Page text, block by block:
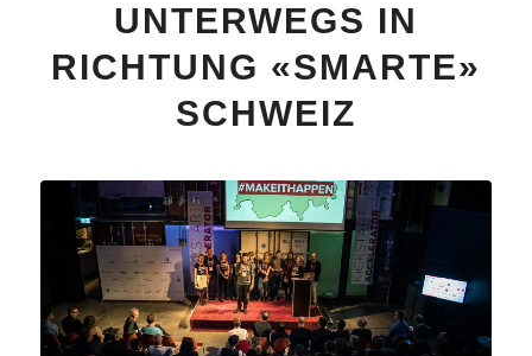
UNTERWEGS IN
RICHTUNG «SMARTE»
SCHWEIZ